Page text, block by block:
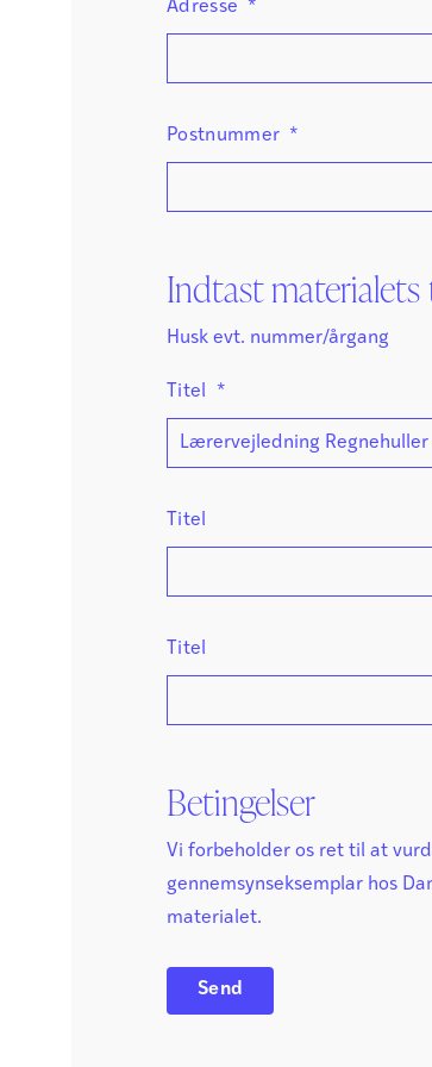
Adresse *
Postnummer *
Indtast
Husk evt. nummer/årgang
Titel *
Titel
Titel
Betingelser
Vi forbeholder os ret til at
gennemsynseksemplar hos
materialet.